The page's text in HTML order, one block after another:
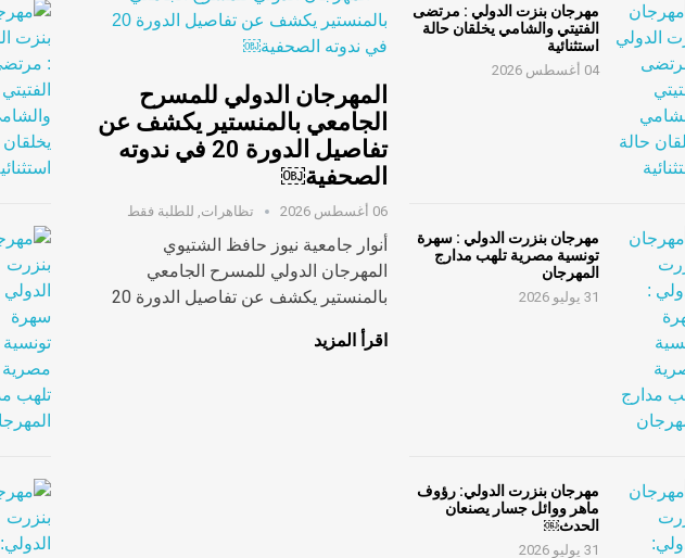
مهرجان بنزت الدولي : مرتضى
الفتيتي والشامي يخلقان حالة
استثنائية
04 أغسطس 2026
مهرجان بنزرت الدولي : سهرة
تونسية مصرية تلهب مدارج
المهرجان
31 يوليو 2026
مهرجان بنزرت الدولي: رؤوف
ماهر ووائل جسار يصنعان
الحدث￼
31 يوليو 2026
المهرجان الدولي للمسرح
الجامعي بالمنستير يكشف عن
تفاصيل الدورة 20 في ندوته
الصحفية￼
06 أغسطس 2026 تظاهرات للطلبة فقط
أنوار جامعية نيوز حافظ الشتيوي
المهرجان الدولي للمسرح الجامعي
بالمنستير يكشف عن تفاصيل الدورة 20
اقرأ المزيد